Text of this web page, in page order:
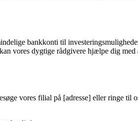
bankkonti til
vores dygtige rådgivere hjælpe dig
vores filial på [adresse] eller ringe til